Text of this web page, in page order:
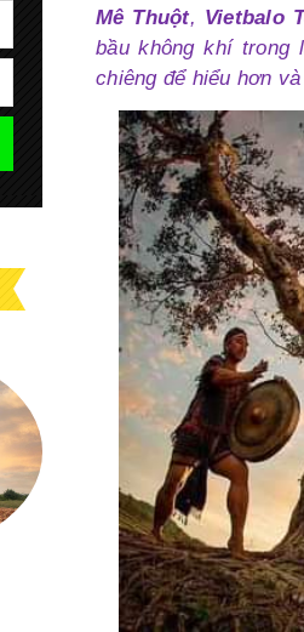
Mê Thuột, Vietbalo
bầu không khí trong
chiêng để hiểu hơn